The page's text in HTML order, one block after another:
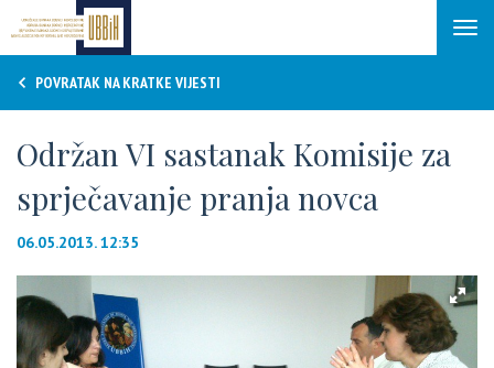
POVRATAK NA KRATKE VIJESTI
Održan VI sastanak Komisije za
sprječavanje pranja novca
06.05.2013. 12:35